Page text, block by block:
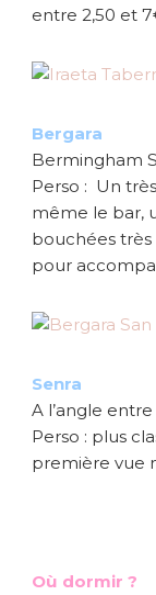
entre 2,50 et
Bergara
Bermingham
Perso : Un
même le bar,
bouchées très
pour
Senra
A l’angle
Perso : plus
première vue
Où dormir ?